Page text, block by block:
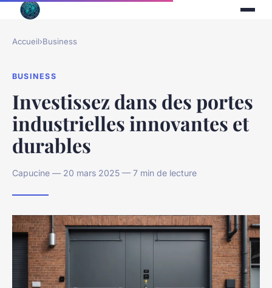
Accueil›Business
BUSINESS
Investissez dans des portes
industrielles innovantes et
durables
Capucine — 20 mars 2025 — 7 min de lecture